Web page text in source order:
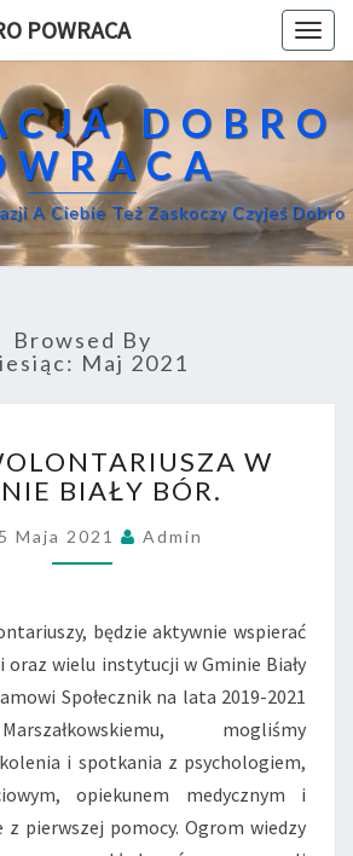
POWRACA
DOBRO
A Ciebie Też Zaskoczy Czyjeś Dobro
Browsed By
Maj 2021
L
U
W
O
O
N
T
A
R
I
S
Z
W
BIAŁY BÓR.
Maja 2021 Admin
będzie aktywnie wspierać
oraz wielu instytucji w Gminie Biały
Społecznik na lata 2019-2021
mogliśmy
i spotkania z psychologiem,
opiekunem medycznym i
z pierwszej pomocy. Ogrom wiedzy